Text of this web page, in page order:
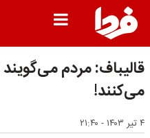
قالیباف: مردم
می‌کنند!
۴ تیر ۱۴۰۳ - ۲۱:۴۰